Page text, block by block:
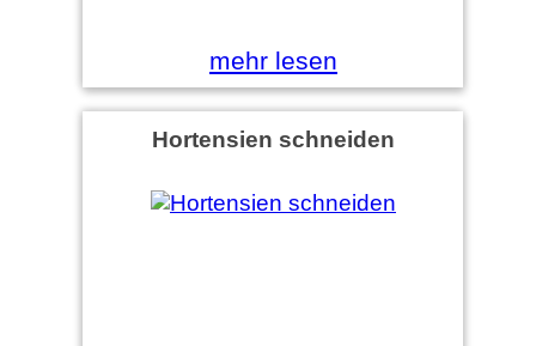
mehr lesen
Hortensien schneiden